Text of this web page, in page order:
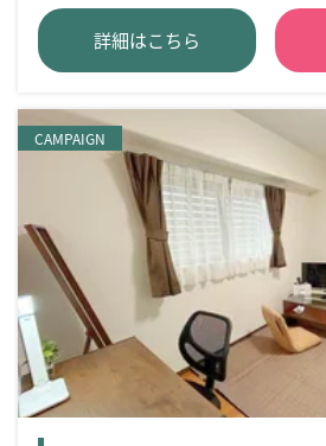
詳細はこちら
CAMPAIGN